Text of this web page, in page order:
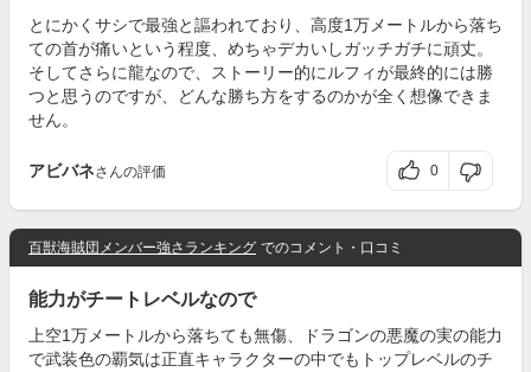
とにかくサシで最強と謳われており、高度1万メートルから落ち
ての首が痛いという程度、めちゃデカいしガッチガチに頑丈。
そしてさらに龍なので、ストーリー的にルフィが最終的には勝
つと思うのですが、どんな勝ち方をするのかが全く想像できま
せん。
アビバネさんの評価 0
百獣海賊団メンバー強さランキング でのコメント・口コミ
能力がチートレベルなので
上空1万メートルから落ちても無傷、ドラゴンの悪魔の実の能力
で武装色の覇気は正直キャラクターの中でもトップレベルのチ